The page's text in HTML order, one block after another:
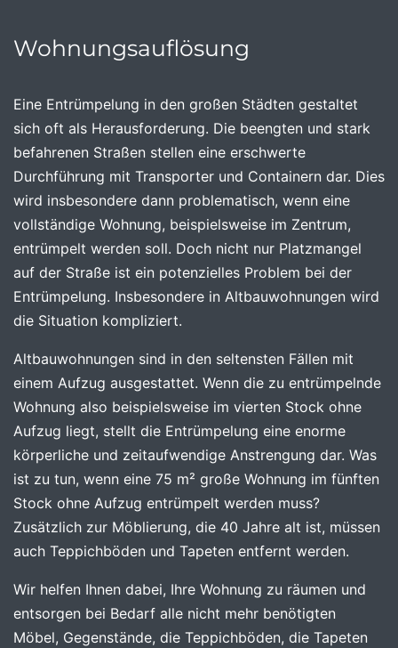
Wohnungsauflösung
Eine Entrümpelung in den großen Städten gestaltet
sich oft als Herausforderung. Die beengten und stark
befahrenen Straßen stellen eine erschwerte
Durchführung mit Transporter und Containern dar. Dies
wird insbesondere dann problematisch, wenn eine
vollständige Wohnung, beispielsweise im Zentrum,
entrümpelt werden soll. Doch nicht nur Platzmangel
auf der Straße ist ein potenzielles Problem bei der
Entrümpelung. Insbesondere in Altbauwohnungen wird
die Situation kompliziert.
Altbauwohnungen sind in den seltensten Fällen mit
einem Aufzug ausgestattet. Wenn die zu entrümpelnde
Wohnung also beispielsweise im vierten Stock ohne
Aufzug liegt, stellt die Entrümpelung eine enorme
körperliche und zeitaufwendige Anstrengung dar. Was
ist zu tun, wenn eine 75 m² große Wohnung im fünften
Stock ohne Aufzug entrümpelt werden muss?
Zusätzlich zur Möblierung, die 40 Jahre alt ist, müssen
auch Teppichböden und Tapeten entfernt werden.
Wir helfen Ihnen dabei, Ihre Wohnung zu räumen und
entsorgen bei Bedarf alle nicht mehr benötigten
Möbel, Gegenstände, die Teppichböden, die Tapeten